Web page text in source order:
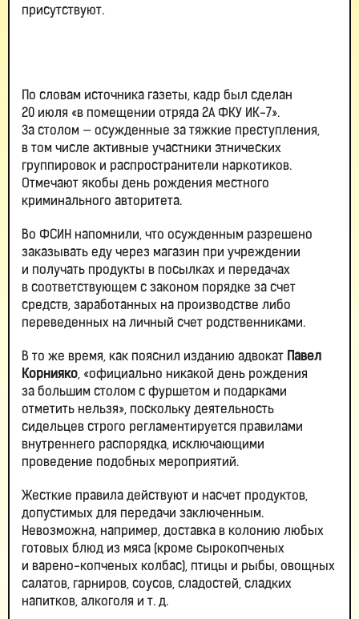
присутствуют.
По словам источника газеты, кадр был сделан
20 июля «в помещении отряда 2А ФКУ ИК-7».
За столом — осужденные за тяжкие преступления,
в том числе активные участники этнических
группировок и распространители наркотиков.
Отмечают якобы день рождения местного
криминального авторитета.
Во ФСИН напомнили, что осужденным разрешено
заказывать еду через магазин при учреждении
и получать продукты в посылках и передачах
в соответствующем с законом порядке за счет
средств, заработанных на производстве либо
переведенных на личный счет родственниками.
В то же время, как пояснил изданию адвокат
Павел
Корнияко, «официально никакой день рождения
за большим столом с фуршетом и подарками
отметить нельзя», поскольку деятельность
сидельцев строго регламентируется правилами
внутреннего распорядка, исключающими
проведение подобных мероприятий.
Жесткие правила действуют и насчет продуктов,
допустимых для передачи заключенным.
Невозможна, например, доставка в колонию любых
готовых блюд из мяса (кроме сырокопченых
и варено-копченых колбас), птицы и рыбы, овощных
салатов, гарниров, соусов, сладостей, сладких
напитков, алкоголя и т. д.